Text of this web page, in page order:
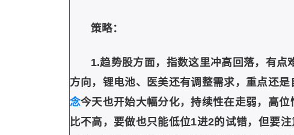
策略：
1.趋势股方面，指数这里冲高回落，有
方向，锂电池、医美还有调整需求，重点还是
念今天也开始大幅分化，持续性在走弱，高
比不高，要做也只能低位1进2的试错，但要